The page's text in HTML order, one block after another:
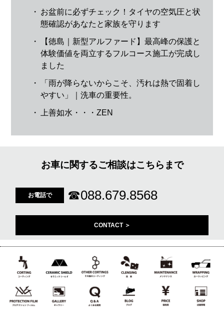
・ お盆前に必ずチェック！タイヤの空気圧と状
態確認があなたと家族を守ります
・
【徳島｜新型アルファード】最高峰の保護と
体験価値を両立するフルコース施工が完成し
ました
・
「雨が降らないからこそ、汚れは熱で固着し
やすい」｜洗車の重要性。
・ 上善如水・・・ZEN
お車に関するご相談はこちらまで
お電話で ☎088.679.8568
CONTACT ＞